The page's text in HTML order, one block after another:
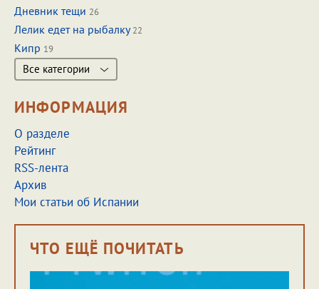
Дневник тещи 26
Лелик едет на рыбалку22
Кипр 19
Все категории
ИНФОРМАЦИЯ
О разделе
Рейтинг
RSS-лента
Архив
Мои статьи об Испании
ЧТО ЕЩЁ ПОЧИТАТЬ